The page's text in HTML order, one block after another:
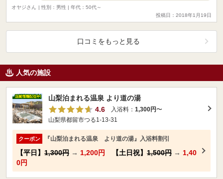
オヤジさん
| 性別：男性 | 年代：50代～
投稿日：2018年1月19日
口コミをもっと見る
人気の施設
山梨泊まれる温泉 より道の湯
4.6
入浴料： 1,300円〜
山梨県都留市つる1-13-31
クーポン 『山梨泊まれる温泉 より道の湯』入浴料割引
【平日】 1,300円 → 1,200円 【土日祝】 1,500円 → 1,40
0円